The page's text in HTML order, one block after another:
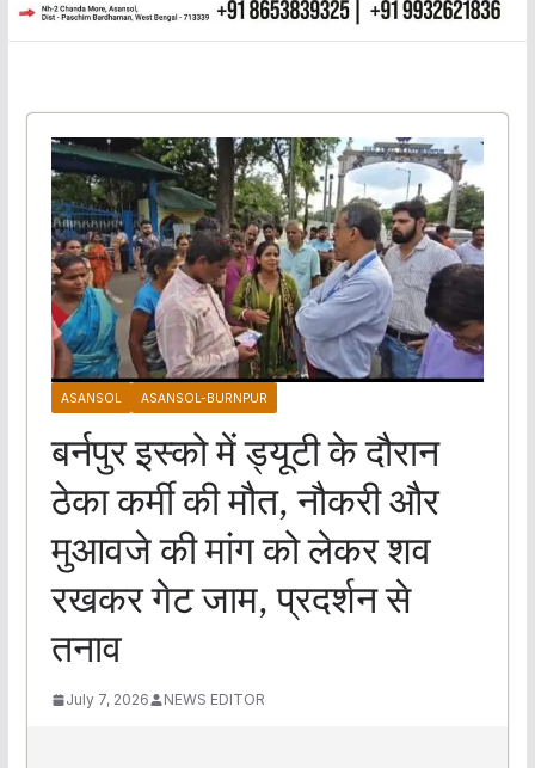
ASANSOL ASANSOL-BURNPUR
बर्नपुर इस्को में ड्यूटी के दौरान
ठेका कर्मी की मौत, नौकरी और
मुआवजे की मांग को लेकर शव
रखकर गेट जाम, प्रदर्शन से
तनाव
July 7, 2026 NEWS EDITOR